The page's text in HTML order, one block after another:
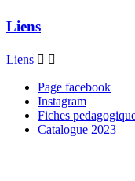
Liens
Liens  
Page facebook
Instagram
Fiches
Catalogue 2023